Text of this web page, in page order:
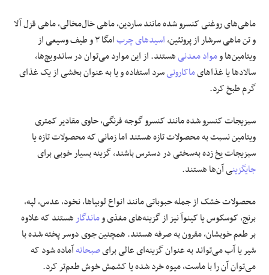
ماهی‌های روغنی کنسرو شده مانند ساردین، ماهی خال‌مخالی، ماهی قزل آلا
و تن ماهی سرشار از پروتئین،اسیدهای چرب
امگا ۳ و طیف وسیعی از
ویتامین‌ها ومواد معدنیهستند. از این موارد می‌توان در ساندویچ‌ها،
سالادها یا غذاهایماکارونیسرد استفاده و یا به عنوان بخشی از یک غذای
گرم طبخ کرد.
سبزیجات کنسرو شده مانند کنسرو گوجه فرنگی، حاوی مقادیر کمتری
ویتامین نسبت به محصولات تازه هستند اما زمانی که محصولات تازه یا
سبزیجات یخ زده به‌سختی در دسترس باشند، گزینه بسیار خوبی برای
جایگزینی آن‌ها هستند.
محصولات خشک از جمله حبوباتی مانند انواع لوبیاها، نخود، عدس، لپه،
برنج، کوسکوس یا کینوآ نیز از گزینه‌های مغذی وماندگارهستند که علاوه
بر طعم خوبشان، مقرون به صرفه‌ هستند. همچنین جوی دوسر پخته شده با
شیر یا آب می‌تواند به عنوان گزینه‌ای عالی برایصبحانهآماده شود که
می‌توان آن را با ماست، میوه خرد شده یا کشمش خوش طعم‌تر کرد.